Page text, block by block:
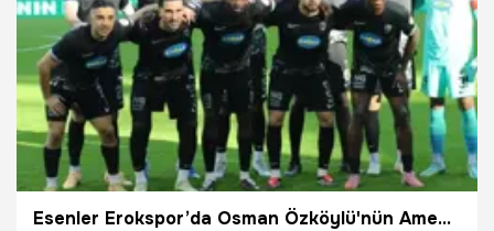
9.04.2026 Diyarbakır
Esenler Erokspor’da Osman Özköylü'nün Amedspor itirafı kriz çıkardı